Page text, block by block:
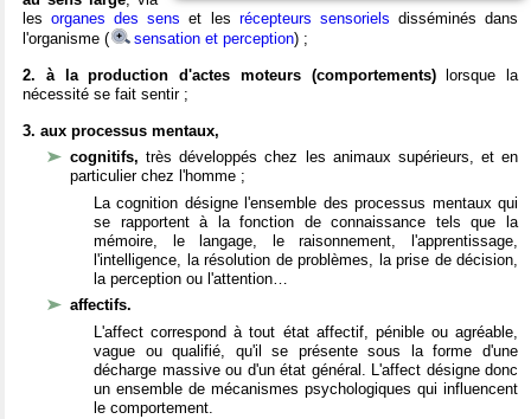
lesorganes des sens et les récepteurs sensoriels disséminés dans
l'organisme (
sensation et perception) ;
2. à la production d'actes moteurs (comportements)lorsque la
nécessité se fait sentir ;
3. aux processus mentaux,
cognitifs,très développés chez les animaux supérieurs, et en
particulier chez l'homme ;
La cognition désigne l'ensemble des processus mentaux qui
se rapportent à la fonction de connaissance tels que la
mémoire, le langage, le raisonnement, l'apprentissage,
l'intelligence, la résolution de problèmes, la prise de décision,
la perception ou l'attention…
affectifs.
L'affect correspond à tout état affectif, pénible ou agréable,
vague ou qualifié, qu'il se présente sous la forme d'une
décharge massive ou d'un état général. L'affect désigne donc
un ensemble de mécanismes psychologiques qui influencent
le comportement.